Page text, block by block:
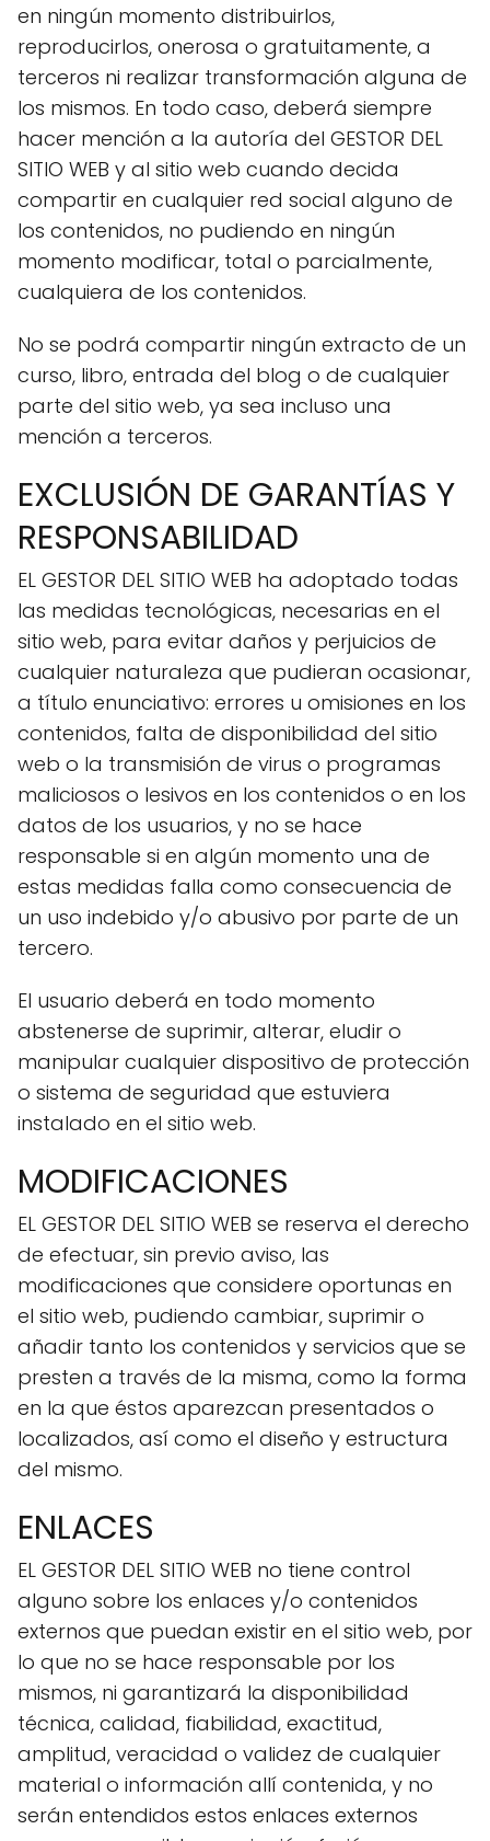
en ningún momento distribuirlos,
reproducirlos, onerosa o gratuitamente, a
terceros ni realizar transformación alguna de
los mismos. En todo caso, deberá siempre
hacer mención a la autoría del GESTOR DEL
SITIO WEB y al sitio web cuando decida
compartir en cualquier red social alguno de
los contenidos, no pudiendo en ningún
momento modificar, total o parcialmente,
cualquiera de los contenidos.
No se podrá compartir ningún extracto de un
curso, libro, entrada del blog o de cualquier
parte del sitio web, ya sea incluso una
mención a terceros.
EXCLUSIÓN DE GARANTÍAS Y
RESPONSABILIDAD
EL GESTOR DEL SITIO WEB ha adoptado todas
las medidas tecnológicas, necesarias en el
sitio web, para evitar daños y perjuicios de
cualquier naturaleza que pudieran ocasionar,
a título enunciativo: errores u omisiones en los
contenidos, falta de disponibilidad del sitio
web o la transmisión de virus o programas
maliciosos o lesivos en los contenidos o en los
datos de los usuarios, y no se hace
responsable si en algún momento una de
estas medidas falla como consecuencia de
un uso indebido y/o abusivo por parte de un
tercero.
El usuario deberá en todo momento
abstenerse de suprimir, alterar, eludir o
manipular cualquier dispositivo de protección
o sistema de seguridad que estuviera
instalado en el sitio web.
MODIFICACIONES
EL GESTOR DEL SITIO WEB se reserva el derecho
de efectuar, sin previo aviso, las
modificaciones que considere oportunas en
el sitio web, pudiendo cambiar, suprimir o
añadir tanto los contenidos y servicios que se
presten a través de la misma, como la forma
en la que éstos aparezcan presentados o
localizados, así como el diseño y estructura
del mismo.
ENLACES
EL GESTOR DEL SITIO WEB no tiene control
alguno sobre los enlaces y/o contenidos
externos que puedan existir en el sitio web, por
lo que no se hace responsable por los
mismos, ni garantizará la disponibilidad
técnica, calidad, fiabilidad, exactitud,
amplitud, veracidad o validez de cualquier
material o información allí contenida, y no
serán entendidos estos enlaces externos